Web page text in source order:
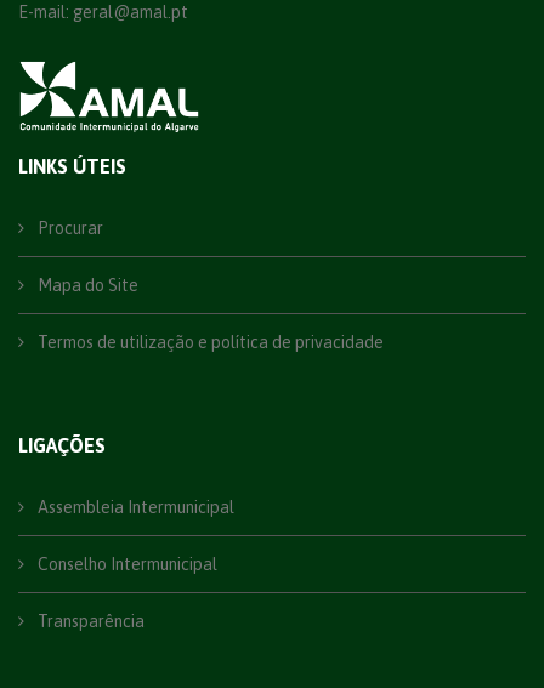
E-mail: geral@amal.pt
LINKS ÚTEIS
Procurar
Mapa do Site
Termos de utilização e política de privacidade
LIGAÇÕES
Assembleia Intermunicipal
Conselho Intermunicipal
Transparência